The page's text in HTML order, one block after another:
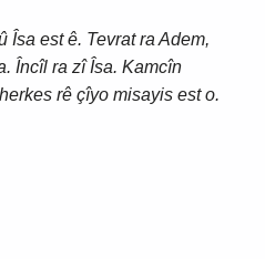
Îsa est ê. Tevrat ra Adem,
Încîl ra zî Îsa. Kamcîn
rê çîyo misayis est o.